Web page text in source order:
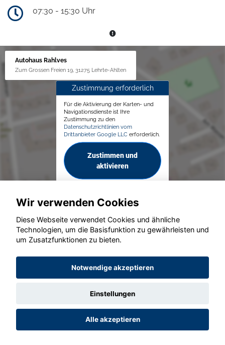
07:30 - 15:30 Uhr
Autohaus Rahlves
Zum Grossen Freien 19, 31275 Lehrte-Ahlten
Zustimmung erforderlich
Für die Aktivierung der Karten- und
Navigationsdienste ist Ihre
Zustimmung zu den
Datenschutzrichtlinien vom
Drittanbieter Google LLC erforderlich.
Zustimmen und
aktivieren
© konjunkturmotor.de GmbH 2020 - 2026
Wir verwenden Cookies
Diese Webseite verwendet Cookies und ähnliche
Technologien, um die Basisfunktion zu gewährleisten und
um Zusatzfunktionen zu bieten.
Notwendige akzeptieren
Einstellungen
Alle akzeptieren